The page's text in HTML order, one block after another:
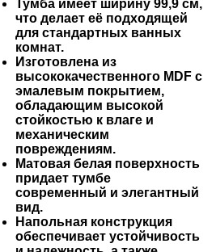
Тумба имеет ширину 99,9 см,
что делает её подходящей
для стандартных ванных
комнат.
Изготовлена из
высококачественного MDF с
эмалевым покрытием,
обладающим высокой
стойкостью к влаге и
механическим
повреждениям.
Матовая белая поверхность
придает тумбе
современный и элегантный
вид.
Напольная конструкция
обеспечивает устойчивость